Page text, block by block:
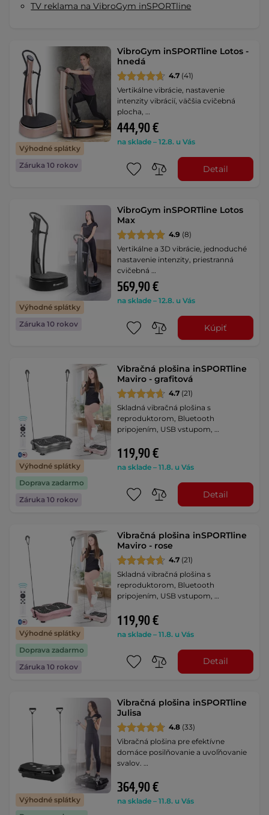
TV reklama na VibroGym inSPORTline
Výhodné splátky
Záruka 10 rokov
VibroGym inSPORTline Lotos -
hnedá
4.7 (41)
Vertikálne vibrácie, nastavenie
intenzity vibrácií, väčšia cvičebná
plocha, …
444,90 €
na sklade – 12.8. u Vás
Detail
Výhodné splátky
Záruka 10 rokov
VibroGym inSPORTline Lotos
Max
4.9 (8)
Vertikálne a 3D vibrácie, jednoduché
nastavenie intenzity, priestranná
cvičebná …
569,90 €
na sklade – 12.8. u Vás
Kúpiť
Výhodné splátky
Doprava zadarmo
Záruka 10 rokov
Vibračná plošina inSPORTline
Maviro - grafitová
4.7 (21)
Skladná vibračná plošina s
reproduktorom, Bluetooth
pripojením, USB vstupom, …
119,90 €
na sklade – 11.8. u Vás
Detail
Výhodné splátky
Doprava zadarmo
Záruka 10 rokov
Vibračná plošina inSPORTline
Maviro - rose
4.7 (21)
Skladná vibračná plošina s
reproduktorom, Bluetooth
pripojením, USB vstupom, …
119,90 €
na sklade – 11.8. u Vás
Detail
Výhodné splátky
Vibračná plošina inSPORTline
Julisa
4.8 (33)
Vibračná plošina pre efektívne
domáce posilňovanie a uvoľňovanie
svalov. …
364,90 €
na sklade – 11.8. u Vás